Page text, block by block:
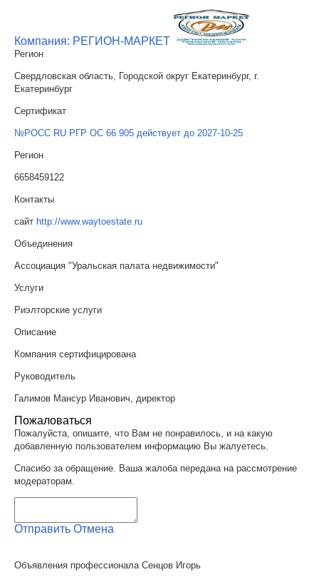
Компания: РЕГИОН-МАРКЕТ
Регион
Свердловская область, Городской округ Екатеринбург, г.
Екатеринбург
Сертификат
№РОСС RU РГР ОС 66 905 действует до 2027-10-25
Регион
6658459122
Контакты
сайт http://www.waytoestate.ru
Объединения
Ассоциация "Уральская палата недвижимости"
Услуги
Риэлторские услуги
Описание
Компания сертифицирована
Руководитель
Галимов Мансур Иванович, директор
Пожаловаться
Пожалуйста, опишите, что Вам не понравилось, и на какую
добавленную пользователем информацию Вы жалуетесь.
Спасибо за обращение. Ваша жалоба передана на рассмотрение
модераторам.
Отправить Отмена
Объявления профессионала Сенцов Игорь